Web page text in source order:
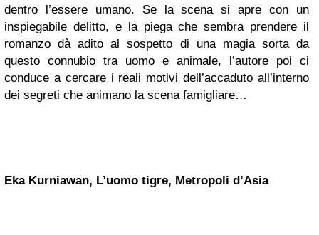
dentro l’essere umano. Se la scena si apre con un
inspiegabile delitto, e la piega che sembra prendere il
romanzo dà adito al sospetto di una magia sorta da
questo connubio tra uomo e animale, l’autore poi ci
conduce a cercare i reali motivi dell’accaduto all’interno
dei segreti che animano la scena famigliare…
Eka Kurniawan, L’uomo tigre, Metropoli d’Asia